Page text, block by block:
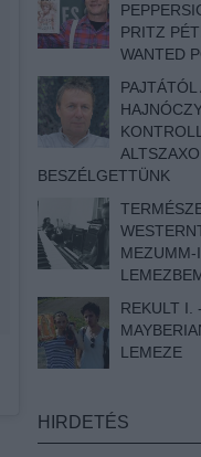
PRITZ
WANTED
BESZÉLGETTÜNK
MEZUMM-
REKULT I.
LEMEZE
HIRDETÉS